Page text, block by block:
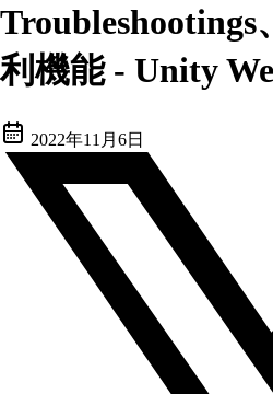
利機能 - Unity
2022年11月6日